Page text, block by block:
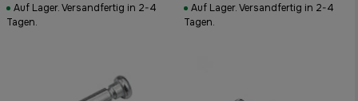
Auf Lager. Versandfertig in 2-4
Tagen.
Auf Lager. Versandfertig in 2-4
Tagen.